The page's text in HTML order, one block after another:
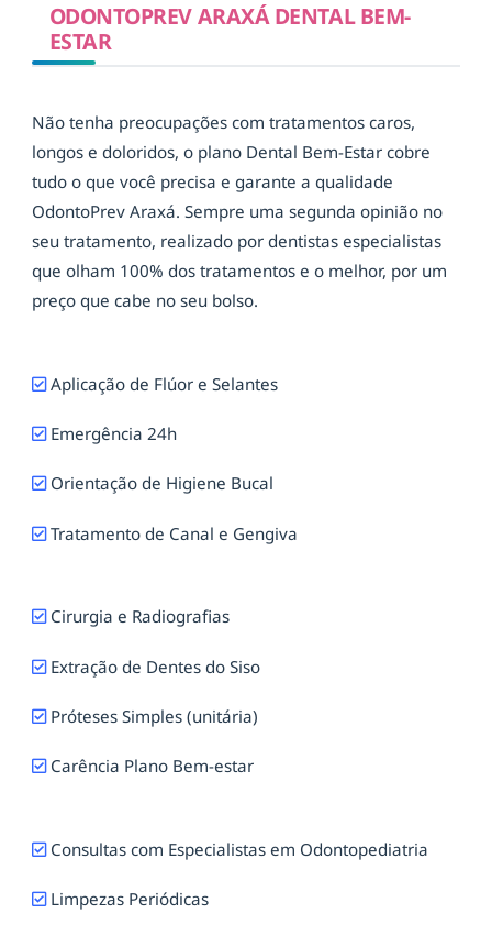
ODONTOPREV ARAXÁ DENTAL BEM-
ESTAR
Não tenha preocupações com tratamentos caros,
longos e doloridos, o plano Dental Bem-Estar cobre
tudo o que você precisa e garante a qualidade
OdontoPrev Araxá. Sempre uma segunda opinião no
seu tratamento, realizado por dentistas especialistas
que olham 100% dos tratamentos e o melhor, por um
preço que cabe no seu bolso.
Aplicação de Flúor e Selantes
Emergência 24h
Orientação de Higiene Bucal
Tratamento de Canal e Gengiva
Cirurgia e Radiografias
Extração de Dentes do Siso
Próteses Simples (unitária)
Carência Plano Bem-estar
Consultas com Especialistas em Odontopediatria
Limpezas Periódicas